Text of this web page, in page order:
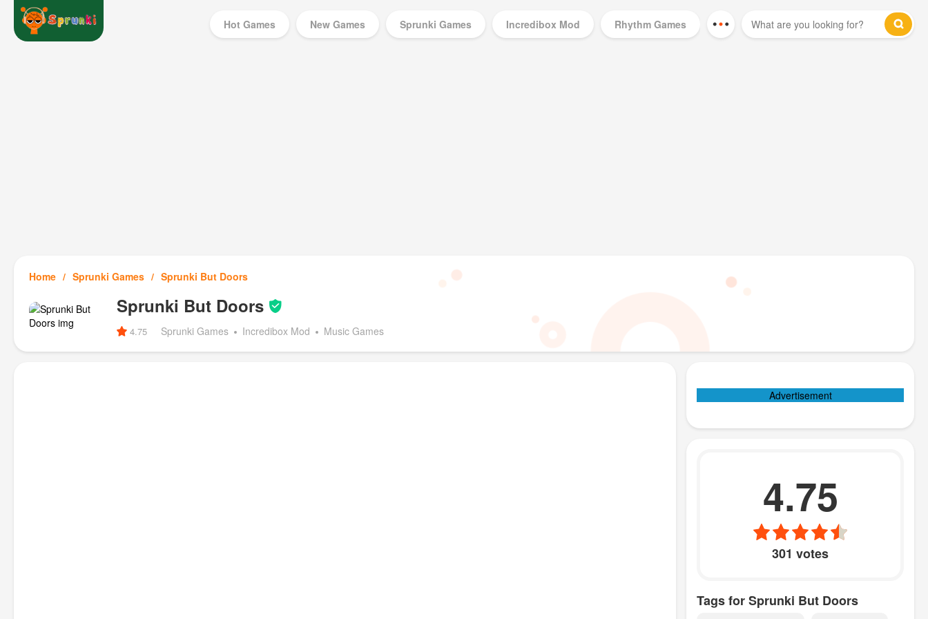
Hot Games New Games Sprunki Games Incredibox Mod Rhythm Games
Home Sprunki Games Sprunki But Doors
Sprunki But Doors
4.75 Sprunki Games Incredibox Mod Music Games
Advertisement
4.75
301 votes
Tags for Sprunki But Doors